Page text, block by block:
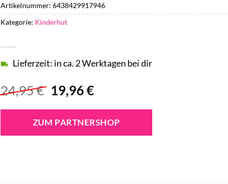
24,95€ Ursprünglicher
Preis
war:
24,95 €
19,96€Aktueller
ist:
19,96 €.
Lieferzeit: in ca. 2 Werktagen bei dir
ZUM PARTNERSHOP
Artikelnummer:6438429917946
Kategorie: Kinderhut